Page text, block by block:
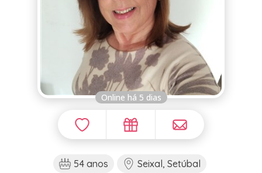
Online há 5 dias
54 anos
Seixal, Setúbal